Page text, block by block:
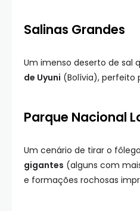
Salinas Grandes
Um imenso deserto de sal
de Uyuni (Bolívia), perfeito
Parque Nacional
Um cenário de tirar o
gigantes (alguns com
e formações rochosas